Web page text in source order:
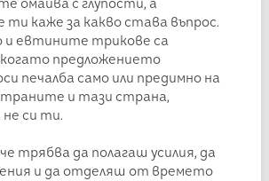
омайва с глупости, а
каже за какво става въпрос.
евтините трикове са
предложението
печалба само или предимно на
и тази страна,
не си ти.
трябва да полагаш усилия, да
и да отделяш от времето